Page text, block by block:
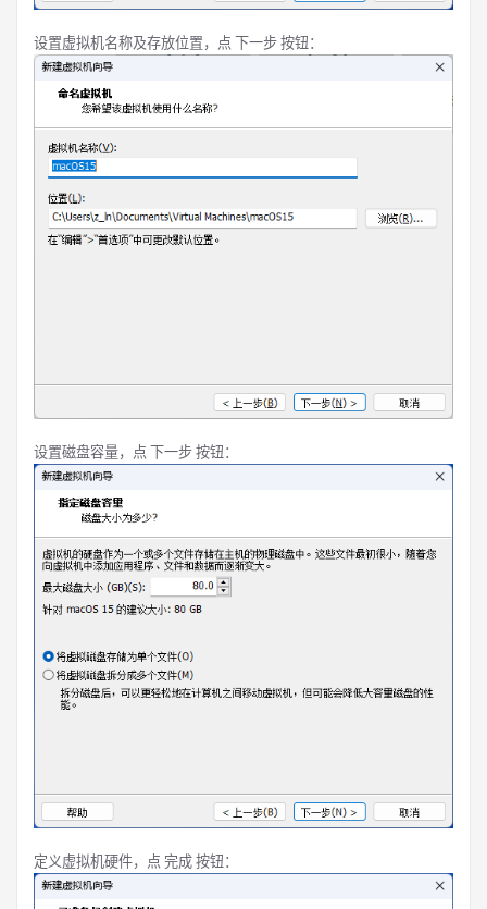
设置虚拟机名称及存放位置，点 下一步 按钮：
设置磁盘容量，点 下一步 按钮：
定义虚拟机硬件，点 完成 按钮：